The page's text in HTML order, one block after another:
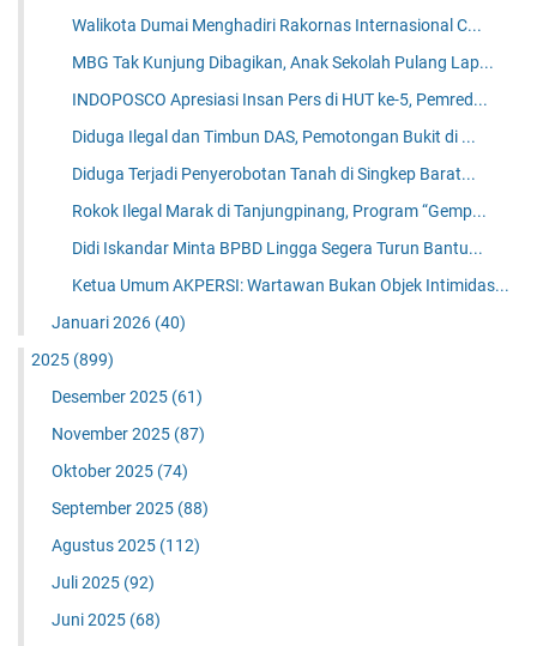
Walikota Dumai Menghadiri Rakornas Internasional C...
MBG Tak Kunjung Dibagikan, Anak Sekolah Pulang Lap...
INDOPOSCO Apresiasi Insan Pers di HUT ke-5, Pemred...
Diduga Ilegal dan Timbun DAS, Pemotongan Bukit di ...
Diduga Terjadi Penyerobotan Tanah di Singkep Barat...
Rokok Ilegal Marak di Tanjungpinang, Program “Gemp...
Didi Iskandar Minta BPBD Lingga Segera Turun Bantu...
Ketua Umum AKPERSI: Wartawan Bukan Objek Intimidas...
Januari 2026 (40)
2025 (899)
Desember 2025 (61)
November 2025 (87)
Oktober 2025 (74)
September 2025 (88)
Agustus 2025 (112)
Juli 2025 (92)
Juni 2025 (68)